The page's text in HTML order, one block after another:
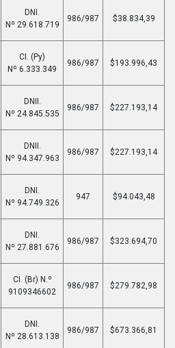
DNI.
Nº 29.618.719
986/987 $38.834,39
CI. (Py)
Nº 6.333.349
986/987 $193.996,43
DNII.
Nº 24.845.535
986/987 $227.193,14
DNII.
Nº 94.347.963
986/987 $227.193,14
DNI.
Nº 94.749.326
947 $94.043,48
DNI.
Nº 27.881.676
986/987 $323.694,70
CI. (Br) N.º
9109346602
986/987 $279.782,98
DNI.
Nº 28.613.138
986/987 $673.366,81